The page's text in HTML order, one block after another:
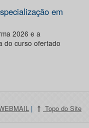
em
2026 e a
do curso ofertado
| Topo do Site